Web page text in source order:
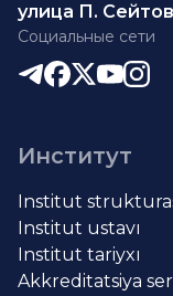
улица П.
Социальные сети
Институт
Institut
Institut ustavı
Institut tariyxı
Akkreditatsiya